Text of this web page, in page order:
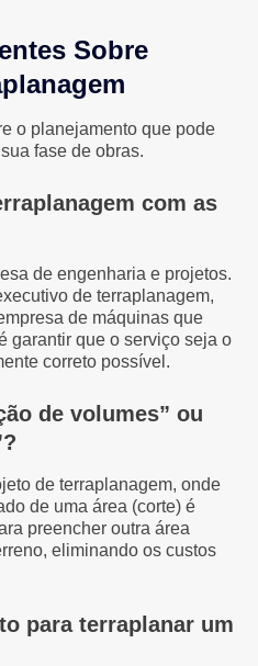
Sobre
o planejamento que pode
fase de obras.
com as
de engenharia e projetos.
de terraplanagem,
de máquinas que
garantir que o serviço seja o
correto possível.
de volumes” ou
de terraplanagem, onde
de uma área (corte) é
preencher outra área
eliminando os custos
para terraplanar um